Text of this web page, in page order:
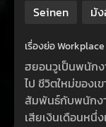
Seinen
มั
เรื่องย่อ
ฮยอนวูเป็นพนัก
ไป ชีวิตใหม่ของเ
สัมพันธ์กับพนักง
เสียเงินเดือนหนึ่